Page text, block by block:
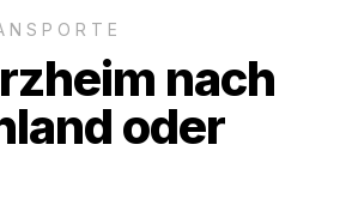
nach
oder